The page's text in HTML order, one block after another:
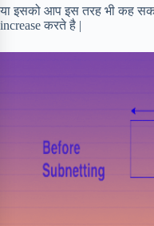
या इसको आप इस तरह भी कह
increase करते है |
a
r
d
e
r
s
r
e